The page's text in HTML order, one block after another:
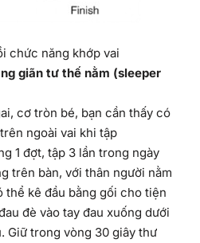
chức năng khớp vai
giãn tư thế nằm (sleeper
cơ tròn bé, bạn cần thấy có
ngoài vai khi tập
1 đợt, tập 3 lần trong ngày
trên bàn, với thân người nằm
thể kê đầu bằng gối cho tiện
đè vào tay đau xuống dưới
Giữ trong vòng 30 giây thư